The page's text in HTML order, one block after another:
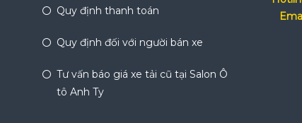
Quy định thanh toán
Quy định đối với người bán xe
Tư vấn báo giá xe tải cũ tại Salon Ô
tô Anh Ty